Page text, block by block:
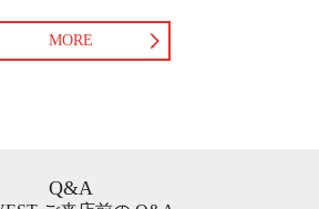
MORE
Q&A